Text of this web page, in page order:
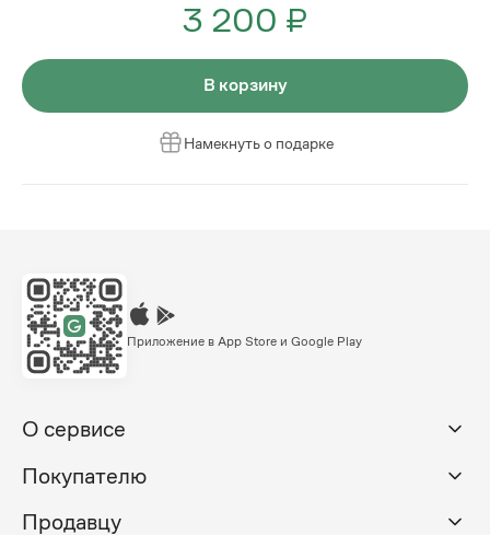
3 200 ₽
В корзину
Намекнуть о подарке
Приложение в App Store и Google Play
О сервисе
Покупателю
Продавцу